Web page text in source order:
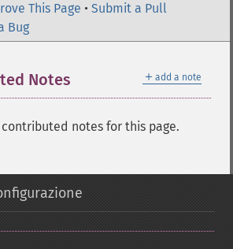
This Page • Submit a Pull
Bug
＋ add a note
Notes
notes for this page.